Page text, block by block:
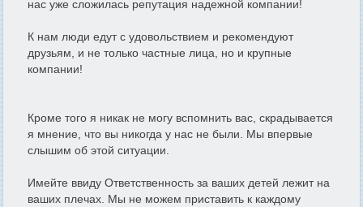
нас уже сложилась репутация надежной компании!
К нам люди едут с удовольствием и рекомендуют
друзьям, и не только частные лица, но и крупные
компании!
Кроме того я никак не могу вспомнить вас, скрадывается
я мнение, что вы никогда у нас не были. Мы впервые
слышим об этой ситуации.
Имейте ввиду Ответственность за ваших детей лежит на
ваших плечах. Мы не можем приставить к каждому